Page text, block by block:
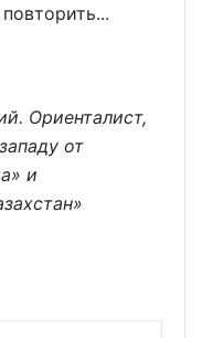
Ориенталист,
от
и